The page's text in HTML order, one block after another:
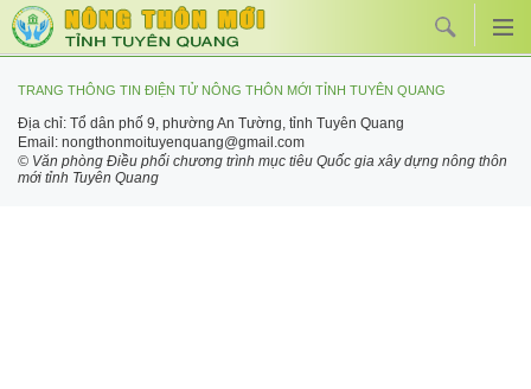
TRANG THÔNG TIN ĐIỆN TỬ NÔNG THÔN MỚI TỈNH TUYÊN QUANG
Địa chỉ: Tổ dân phố 9, phường An Tường, tỉnh Tuyên Quang
Email: nongthonmoituyenquang@gmail.com
© Văn phòng Điều phối chương trình mục tiêu Quốc gia xây dựng nông thôn
mới tỉnh Tuyên Quang